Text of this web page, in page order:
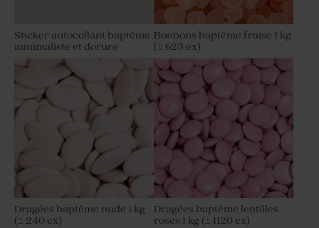
Sticker autocollant baptême
minimaliste et dorure
Bonbons baptême fraise 1 kg
(± 625 ex)
Dragées baptême nude 1 kg
(± 240 ex)
Dragées baptême lentilles
roses 1 kg (± 1120 ex)